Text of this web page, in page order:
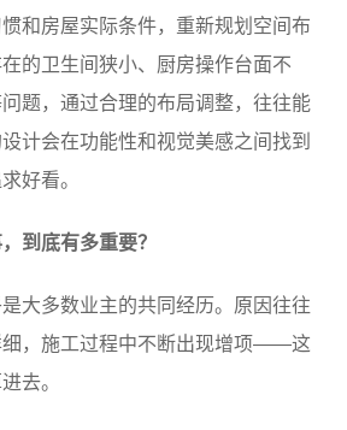
和房屋实际条件，重新规划空间布
的卫生间狭小、厨房操作台面不
题，通过合理的布局调整，往往能
计会在功能性和视觉美感之间找到
好看。
到底有多重要？
大多数业主的共同经历。原因往往
细，施工过程中不断出现增项——这
去。